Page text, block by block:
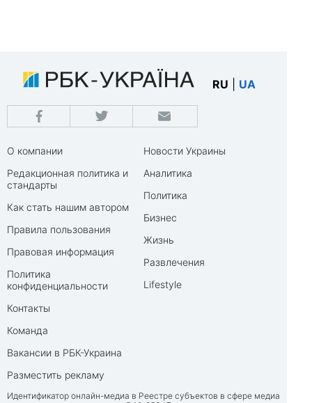
RU UA
О компании
Редакционная политика и
стандарты
Как стать нашим автором
Правила пользования
Правовая информация
Политика
конфиденциальности
Контакты
Команда
Вакансии в РБК-Украина
Разместить рекламу
Новости Украины
Аналитика
Политика
Бизнес
Жизнь
Развлечения
Lifestyle
Идентификатор онлайн-медиа в Реестре субъектов в сфере медиа